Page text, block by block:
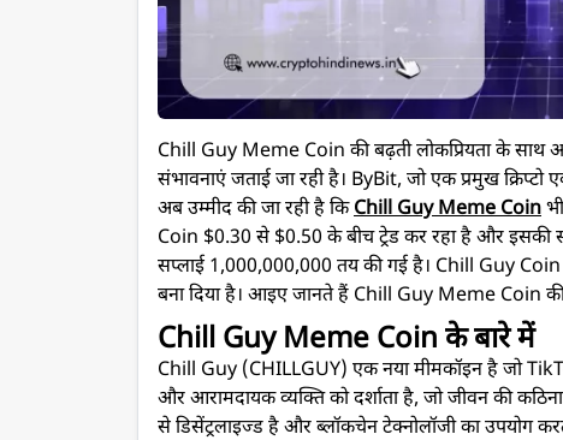
Chill Guy Meme Coin की बढ़ती लोकप्रियता के साथ
संभावनाएं जताई जा रही है। ByBit, जो एक प्रमुख
अब उम्मीद की जा रही है किChill Guy Meme Coin
Coin $0.30 से $0.50 के बीच ट्रेड कर रहा है और
सप्लाई 1,000,000,000 तय की गई है। Chill Guy Coin
बना दिया है। आइए जानते हैं Chill Guy Meme Coin
Chill Guy Meme Coin के बारे में
Chill Guy (CHILLGUY) एक नया मीमकॉइन है जो
और आरामदायक व्यक्ति को दर्शाता है, जो जीवन की
से डिसेंट्रलाइज्ड है और ब्लॉकचेन टेक्नोलॉजी का उपयोग